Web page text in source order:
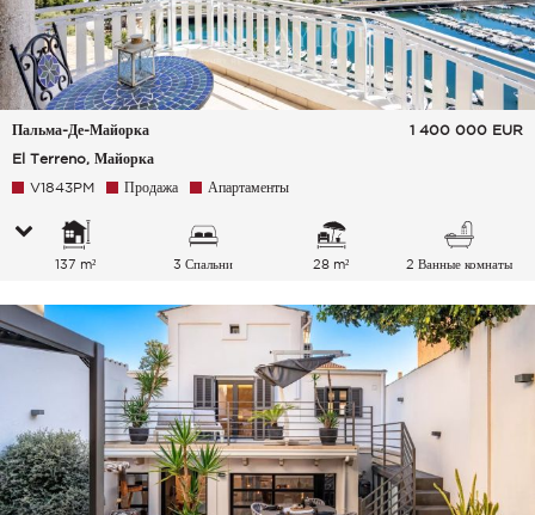
Пальма-Де-Майорка
El Terreno, Майорка
1 400 000 EUR
V1843PM Продажа Апартаменты
137 m² 3 Спальни 28 m² 2 Ванные комнаты